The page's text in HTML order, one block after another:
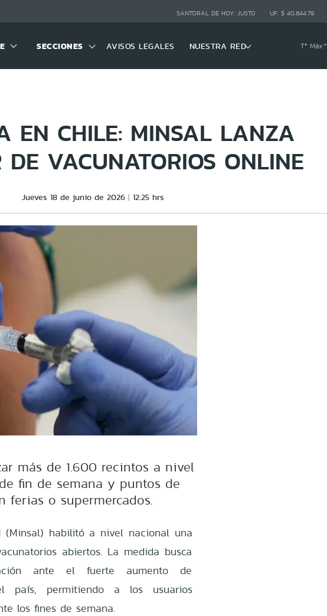
SANTORAL DE HOY: JUSTO UF: $ 40.844,79
SECCIONES AVISOS LEGALES NUESTRA RED Tª Máx:º
EN CHILE: MINSAL LANZA
DE VACUNATORIOS ONLINE
Jueves 18 de junio de 2026 12:25 hrs
más de 1.600 recintos a nivel
fin de semana y puntos de
ferias o supermercados.
(Minsal) habilitó a nivel nacional una
abiertos. La medida busca
ante el fuerte aumento de
país, permitiendo a los usuarios
los fines de semana.